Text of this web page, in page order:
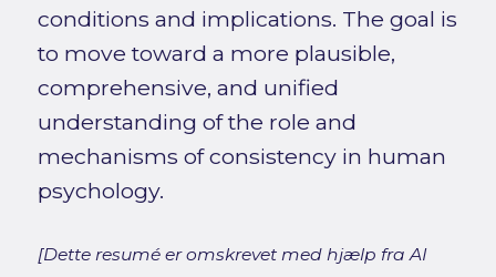
conditions and implications. The goal is
to move toward a more plausible,
comprehensive, and unified
understanding of the role and
mechanisms of consistency in human
psychology.
[Dette resumé er omskrevet med hjælp fra AI